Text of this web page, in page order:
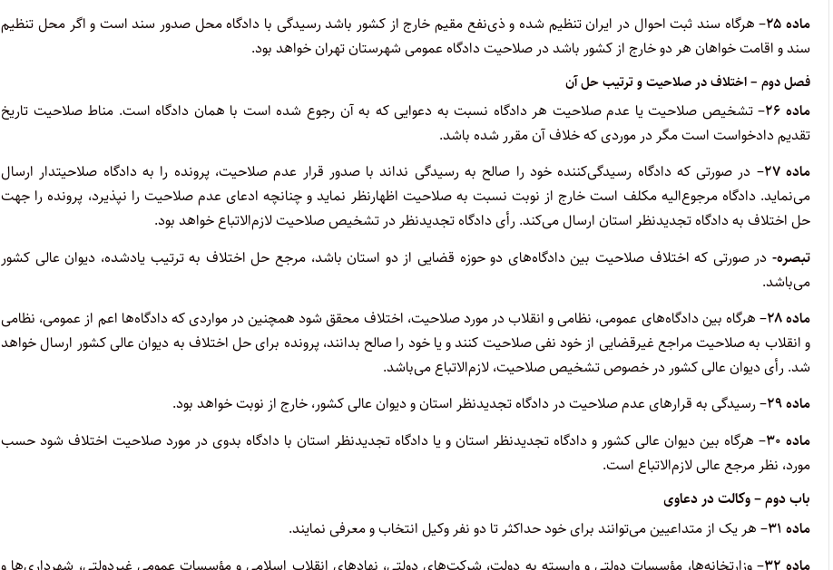
ماده ۲۵
– هرگاه سند ثبت احوال در ایران تنظیم شده و ذی‌نفع مقیم خارج از کشور باشد رسیدگی با دادگاه محل صدور سند است و اگر محل تنظیم
سند و اقامت خواهان هر دو خارج از کشور باشد در صلاحیت دادگاه عمومی شهرستان تهران خواهد بود.
فصل دوم – اختلاف در صلاحیت و ترتیب حل آن
ماده ۲۶
– تشخیص صلاحیت یا عدم صلاحیت هر دادگاه نسبت به دعوایی که به آن رجوع شده است با همان دادگاه است. مناط صلاحیت تاریخ
تقدیم دادخواست است مگر در موردی که خلاف آن مقرر شده باشد.
ماده ۲۷
– در صورتی که دادگاه رسیدگی‌کننده خود را صالح به رسیدگی نداند با صدور قرار عدم صلاحیت، پرونده را به دادگاه صلاحیتدار ارسال
می‌نماید. دادگاه مرجوع‌الیه مکلف است خارج از نوبت نسبت به صلاحیت اظهارنظر نماید و چنانچه ادعای عدم صلاحیت را نپذیرد، پرونده را جهت
حل اختلاف به دادگاه تجدیدنظر استان ارسال می‌کند. رأی دادگاه تجدیدنظر در تشخیص صلاحیت لازم‌الاتباع خواهد بود.
تبصره- در صورتی که اختلاف صلاحیت بین دادگاه‌های دو حوزه قضایی از دو استان باشد، مرجع حل اختلاف به ترتیب یادشده، دیوان عالی کشور
می‌باشد.
ماده ۲۸
– هرگاه بین دادگاه‌های عمومی، نظامی و انقلاب در مورد صلاحیت، اختلاف محقق شود همچنین در مواردی که دادگاه‌ها اعم از عمومی، نظامی
و انقلاب به صلاحیت مراجع غیر‌قضایی از خود نفی صلاحیت کنند و یا خود را صالح بدانند، پرونده برای حل اختلاف به دیوان عالی کشور ارسال خواهد
شد. رأی دیوان عالی کشور در خصوص تشخیص صلاحیت، لازم‌الاتباع می‌باشد.
ماده ۲۹
– رسیدگی به قرارهای عدم صلاحیت در دادگاه تجدیدنظر استان و دیوان عالی کشور، خارج از نوبت خواهد بود.
ماده ۳۰
– هرگاه بین دیوان عالی کشور و دادگاه تجدیدنظر استان و یا دادگاه تجدیدنظر استان با دادگاه بدوی در مورد صلاحیت اختلاف شود حسب
مورد، نظر مرجع عالی لازم‌الاتباع است.
باب دوم – وکالت در دعاوی
ماده ۳۱
– هر یک از متداعیین می‌توانند برای خود حداکثر تا دو نفر وکیل انتخاب و معرفی نمایند.